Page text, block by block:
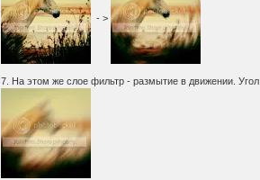
- >
7. На этом же слое фильтр - размытие в движении.